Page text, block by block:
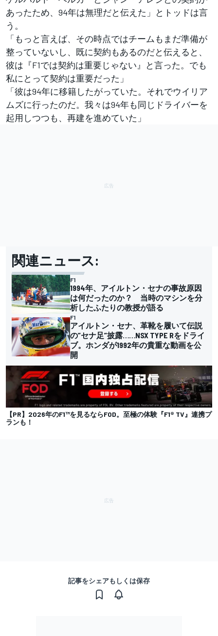
あったため、94年は無理だと伝えた」とトッドは言
う。
「もっと言えば、その時点ではチームもまだ準備が
整っていないし、既に契約もあるのだと伝えると、
彼は『F1では契約は重要じゃない』と言った。でも
私にとって契約は重要だった」
「彼は94年に移籍したがっていた。それでウイリア
ムズに行ったのだ。我々は94年も同じドライバーを
起用しつつも、再建を進めていた」
関連ニュース:
F1
1994年、アイルトン・セナの事故原因
は何だったのか？ 当時のマシンを分
析したふたりの教授が語る
F1
アイルトン・セナ、革靴を履いて伝説
の”セナ足”披露……NSX TYPE Rをドライ
ブ。ホンダが1992年の貴重な動画を公
開
【PR】2026年のF1™を見るならFOD。至極の体験『F1® TV』連携プ
ランも！
記事をシェアもしくは保存